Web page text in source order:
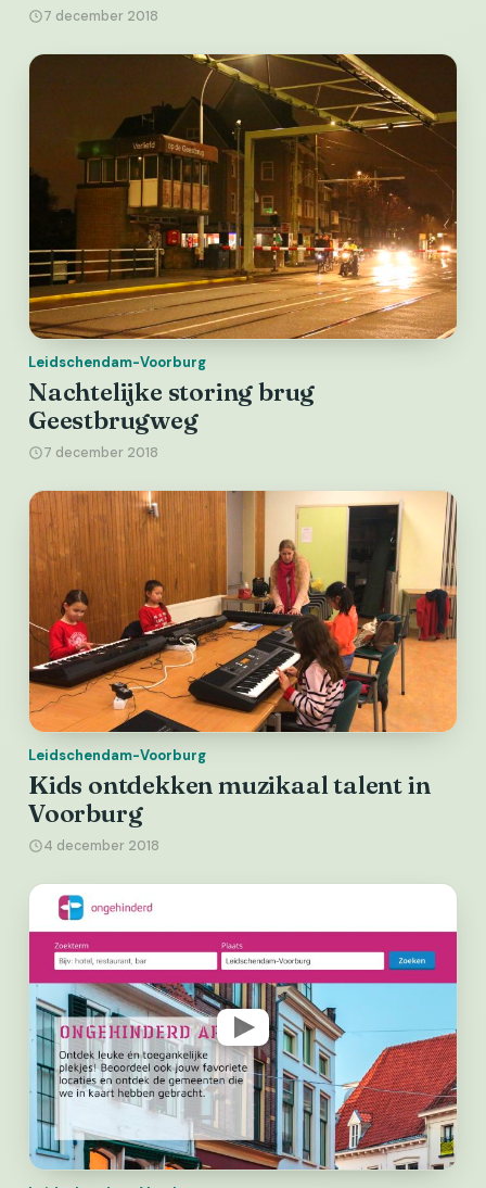
7 december 2018
Leidschendam-Voorburg
Nachtelijke storing brug
Geestbrugweg
7 december 2018
Leidschendam-Voorburg
Kids ontdekken muzikaal talent in
Voorburg
4 december 2018